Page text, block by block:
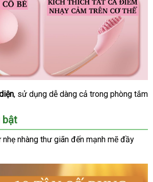
mới
, sử dụng dễ dàng cả trong phòng tắm
bật
nhẹ nhàng thư giãn đến mạnh mẽ đầy